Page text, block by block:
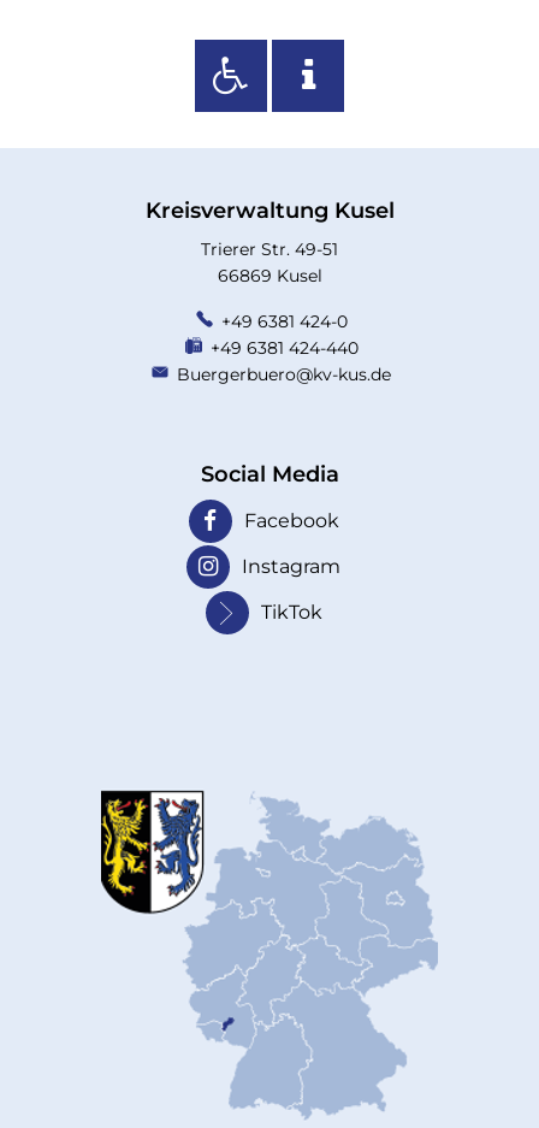
Kreisverwaltung Kusel
Trierer Str. 49-51
66869 Kusel
+49 6381 424-0
+49 6381 424-440
Buergerbuero@kv-kus.de
Social Media
Facebook
Instagram
TikTok